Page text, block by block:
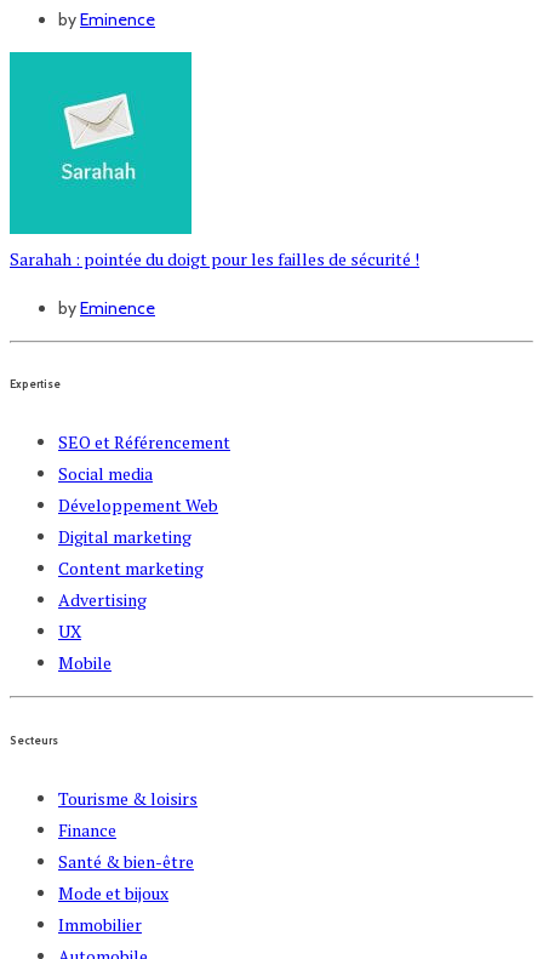
byEminence
Sarahah : pointée du doigt pour les failles de sécurité !
byEminence
Expertise
SEO et Référencement
Social media
Développement Web
Digital marketing
Content marketing
Advertising
UX
Mobile
Secteurs
Tourisme & loisirs
Finance
Santé & bien-être
Mode et bijoux
Immobilier